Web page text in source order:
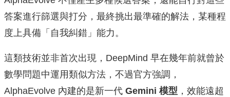
答案進行篩選與打分，最終挑出最準確的解法，某種程
度上具備「自我糾錯」能力。
這類技術並非首次出現，DeepMind 早在幾年前就曾於
數學問題中運用類似方法，不過官方強調，
AlphaEvolve 內建的是新一代 Gemini 模型 ，效能遠超